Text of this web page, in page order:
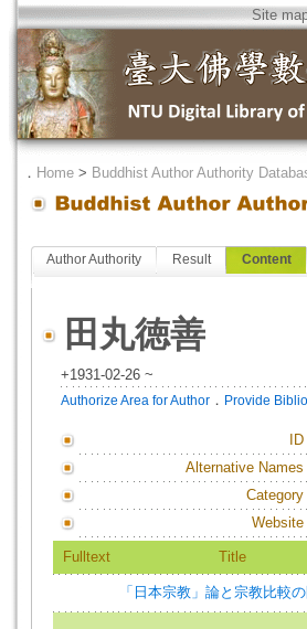
Site
． Home > Buddhist Author Authority
Author Authority Result Content
田丸徳善
+1931-02-26 ~
Authorize Area for Author ． Provide
ID
Alternative Names
Category
Website
Fulltext Title
「日本宗教」論と宗教比較